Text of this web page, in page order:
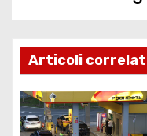
v
i
Articoli